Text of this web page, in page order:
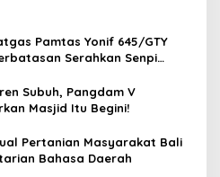
Pamtas Yonif 645/GTY
Serahkan Senpi
Subuh, Pangdam V
Masjid Itu Begini!
Pertanian Masyarakat Bali
Bahasa Daerah